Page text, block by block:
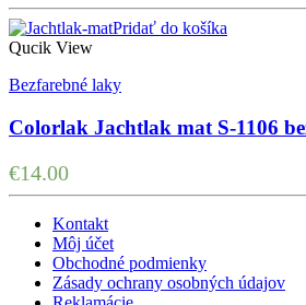
Pridať do košíka
Qucik View
Bezfarebné laky
Colorlak Jachtlak mat S-1106
€14.00
Kontakt
Môj účet
Obchodné podmienky
Zásady ochrany osobných údajov